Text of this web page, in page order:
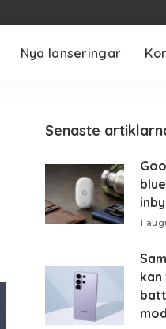
Nya lanseringar
Senaste
1